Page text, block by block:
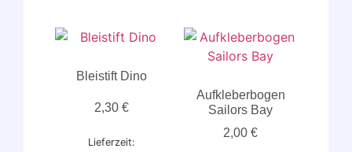
Bleistift Dino
2,30 €
Lieferzeit:
Aufkleberbogen
Sailors Bay
2,00 €